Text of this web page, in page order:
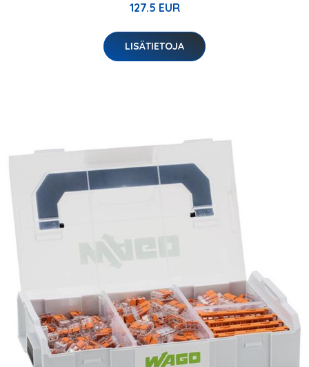
127.5 EUR
LISÄTIETOJA